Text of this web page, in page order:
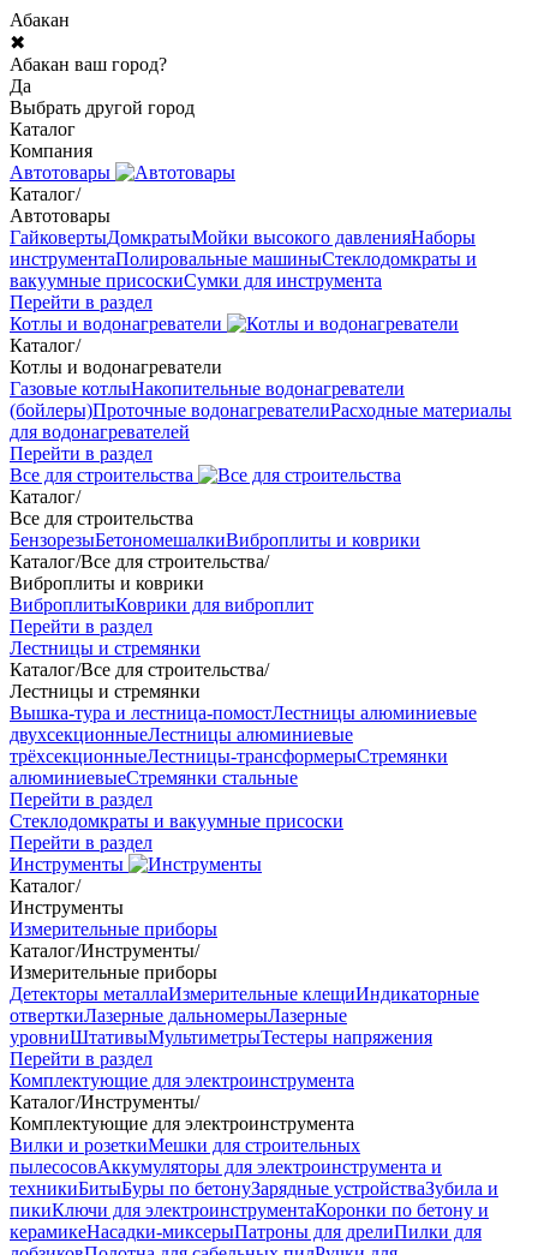
Абакан
✖
Абакан ваш город?
Да
Выбрать другой город
Каталог
Компания
Автотовары
Каталог/
Автотовары
ГайковертыДомкратыМойки высокого давленияНаборы
инструментаПолировальные машиныСтеклодомкраты и
вакуумные присоскиСумки для инструмента
Перейти в раздел
Котлы и водонагреватели
Каталог/
Котлы и водонагреватели
Газовые котлыНакопительные водонагреватели
(бойлеры)Проточные водонагревателиРасходные материалы
для водонагревателей
Перейти в раздел
Все для строительства
Каталог/
Все для строительства
БензорезыБетономешалкиВиброплиты и коврики
Каталог/Все для строительства/
Виброплиты и коврики
ВиброплитыКоврики для виброплит
Перейти в раздел
Лестницы и стремянки
Каталог/Все для строительства/
Лестницы и стремянки
Вышка-тура и лестница-помостЛестницы алюминиевые
двухсекционныеЛестницы алюминиевые
трёхсекционныеЛестницы-трансформерыСтремянки
алюминиевыеСтремянки стальные
Перейти в раздел
Стеклодомкраты и вакуумные присоски
Перейти в раздел
Инструменты
Каталог/
Инструменты
Измерительные приборы
Каталог/Инструменты/
Измерительные приборы
Детекторы металлаИзмерительные клещиИндикаторные
отверткиЛазерные дальномерыЛазерные
уровниШтативыМультиметрыТестеры напряжения
Перейти в раздел
Комплектующие для электроинструмента
Каталог/Инструменты/
Комплектующие для электроинструмента
Вилки и розеткиМешки для строительных
пылесосовАккумуляторы для электроинструмента и
техникиБитыБуры по бетонуЗарядные устройстваЗубила и
пикиКлючи для электроинструментаКоронки по бетону и
керамикеНасадки-миксерыПатроны для дрелиПилки для